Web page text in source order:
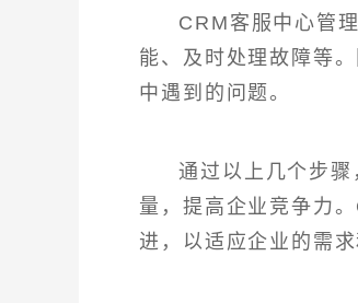
CRM客服中心管
能、及时处理故障等
中遇到的问题。
通过以上几个步
量，提高企业竞争力
进，以适应企业的需求